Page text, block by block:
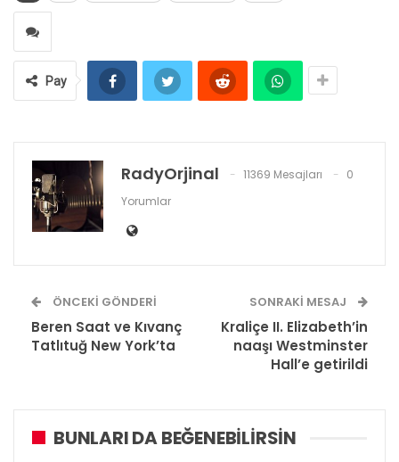
Pay
RadyOrjinal 11369 Mesajları
0
Yorumlar
ÖNCEKI GÖNDERI
Beren Saat ve Kıvanç
Tatlıtuğ New York’ta
SONRAKI MESAJ
Kraliçe II. Elizabeth’in
naaşı Westminster
Hall’e getirildi
BUNLARI DA BEĞENEBILIRSIN